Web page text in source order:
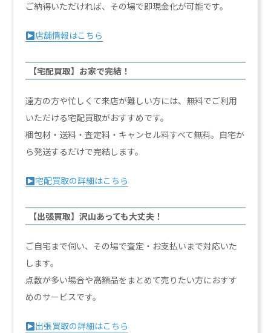
ご納得いただければ、その場で即現金化が可能です。
店舗情報はこちら
【宅配買取】お家で完結！
遠方の方や忙しくて来店が難しい方には、無料でご利用
いただける宅配買取がおすすめです。
梱包材・送料・査定料・キャンセル料すべて無料。自宅か
ら発送するだけで完結します。
宅配買取の詳細はこちら
【出張買取】沢山あっても大丈夫！
ご自宅まで伺い、その場で査定・お支払いまで対応いた
します。
点数が多い場合や高額品をまとめて売りたい方におすす
めのサービスです。
出張買取の詳細はこちら